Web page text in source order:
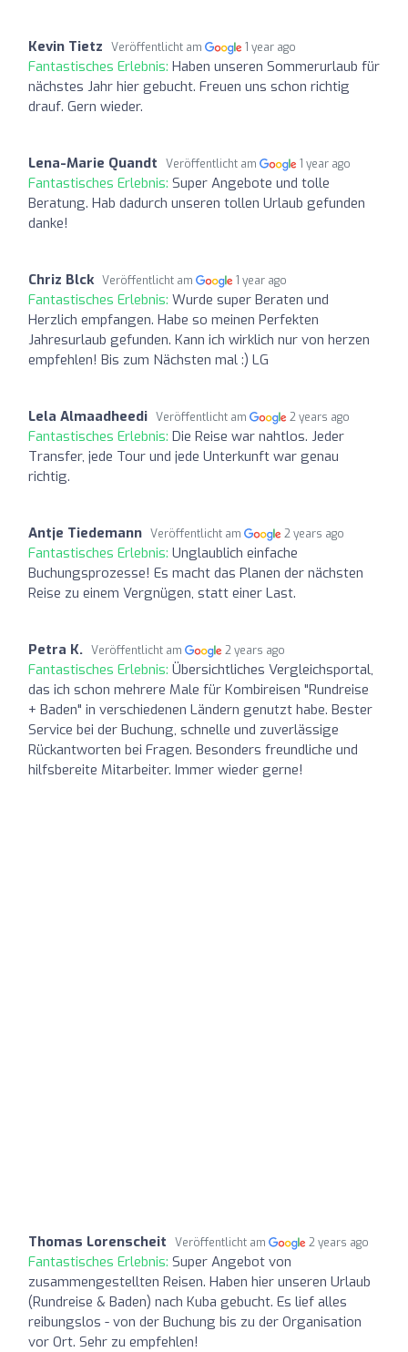
Kevin Tietz Veröffentlicht am 1 year ago
Fantastisches Erlebnis: Haben unseren Sommerurlaub für
nächstes Jahr hier gebucht. Freuen uns schon richtig
drauf. Gern wieder.
Lena-Marie Quandt Veröffentlicht am 1 year ago
Fantastisches Erlebnis: Super Angebote und tolle
Beratung. Hab dadurch unseren tollen Urlaub gefunden
danke!
Chriz Blck Veröffentlicht am 1 year ago
Fantastisches Erlebnis: Wurde super Beraten und
Herzlich empfangen. Habe so meinen Perfekten
Jahresurlaub gefunden. Kann ich wirklich nur von herzen
empfehlen! Bis zum Nächsten mal :) LG
Lela Almaadheedi Veröffentlicht am 2 years ago
Fantastisches Erlebnis: Die Reise war nahtlos. Jeder
Transfer, jede Tour und jede Unterkunft war genau
richtig.
Antje Tiedemann Veröffentlicht am 2 years ago
Fantastisches Erlebnis: Unglaublich einfache
Buchungsprozesse! Es macht das Planen der nächsten
Reise zu einem Vergnügen, statt einer Last.
Petra K. Veröffentlicht am 2 years ago
Fantastisches Erlebnis: Übersichtliches Vergleichsportal,
das ich schon mehrere Male für Kombireisen "Rundreise
+ Baden" in verschiedenen Ländern genutzt habe. Bester
Service bei der Buchung, schnelle und zuverlässige
Rückantworten bei Fragen. Besonders freundliche und
hilfsbereite Mitarbeiter. Immer wieder gerne!
Thomas Lorenscheit Veröffentlicht am 2 years ago
Fantastisches Erlebnis: Super Angebot von
zusammengestellten Reisen. Haben hier unseren Urlaub
(Rundreise & Baden) nach Kuba gebucht. Es lief alles
reibungslos - von der Buchung bis zu der Organisation
vor Ort. Sehr zu empfehlen!